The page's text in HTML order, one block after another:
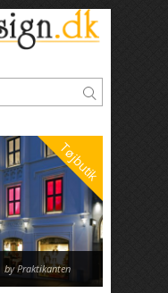
Tøjbutik
by Praktikanten